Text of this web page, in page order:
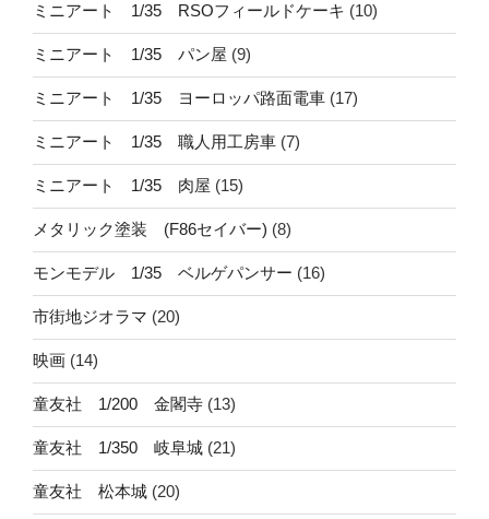
ミニアート 1/35 RSOフィールドケーキ (10)
ミニアート 1/35 パン屋 (9)
ミニアート 1/35 ヨーロッパ路面電車 (17)
ミニアート 1/35 職人用工房車 (7)
ミニアート 1/35 肉屋 (15)
メタリック塗装 (F86セイバー) (8)
モンモデル 1/35 ベルゲパンサー (16)
市街地ジオラマ (20)
映画 (14)
童友社 1/200 金閣寺 (13)
童友社 1/350 岐阜城 (21)
童友社 松本城 (20)